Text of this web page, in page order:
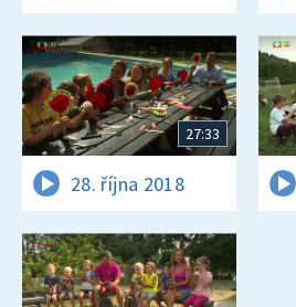
27:33
28. října 2018